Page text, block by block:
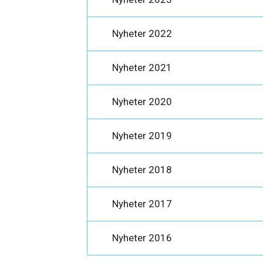
Nyheter 2022
Nyheter 2021
Nyheter 2020
Nyheter 2019
Nyheter 2018
Nyheter 2017
Nyheter 2016